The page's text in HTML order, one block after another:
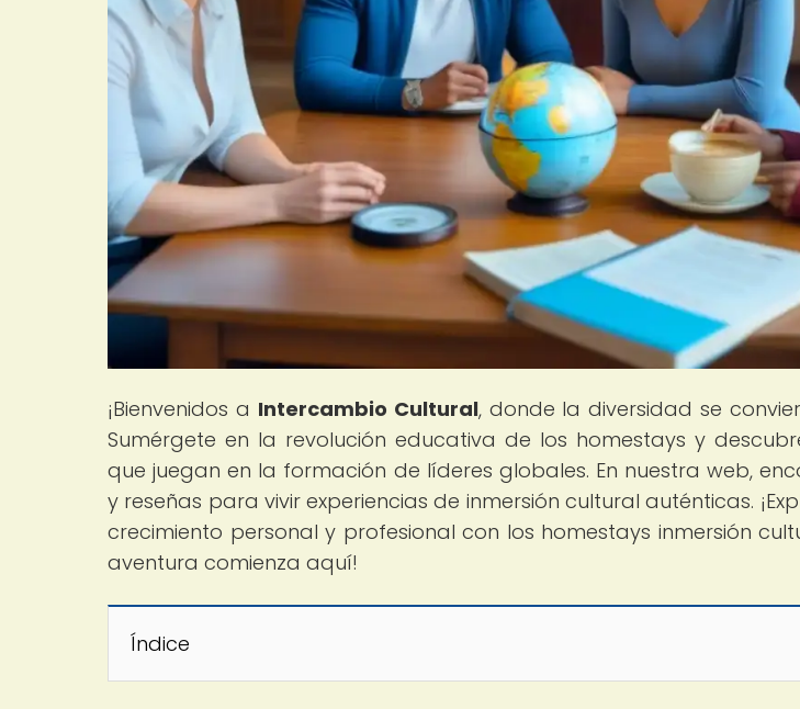
¡Bienvenidos a Intercambio Cultural, donde la diversidad se
Sumérgete en la revolución educativa de los homestays y
que juegan en la formación de líderes globales. En nuestra web,
y reseñas para vivir experiencias de inmersión cultural auténticas.
crecimiento personal y profesional con los homestays inmersión
aventura comienza aquí!
Índice